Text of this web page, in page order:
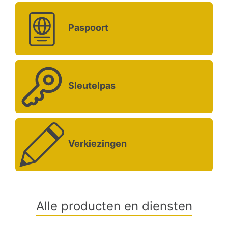
Paspoort
Sleutelpas
Verkiezingen
Alle producten en diensten